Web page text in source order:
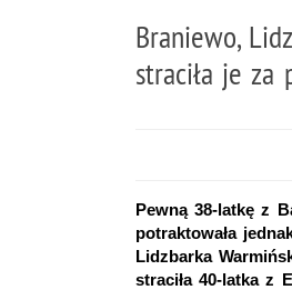
Braniewo,
straciła je za
Pewną 38-latkę z
potraktowała
Lidzbarka
straciła 40-latka z